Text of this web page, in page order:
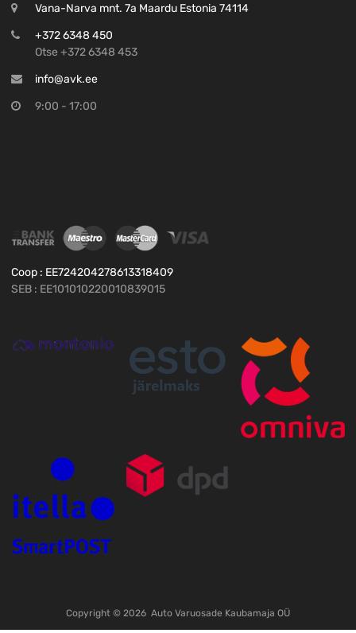
Vana-Narva mnt. 7a Maardu Estonia 74114
+372 6348 450
Otse +372 6348 453
info@avk.ee
9:00 - 17:00
Coop : EE724204278613318409
SEB : EE101010220010839015
Copyright © 2026 Auto Varuosade Kaubamaja OÜ